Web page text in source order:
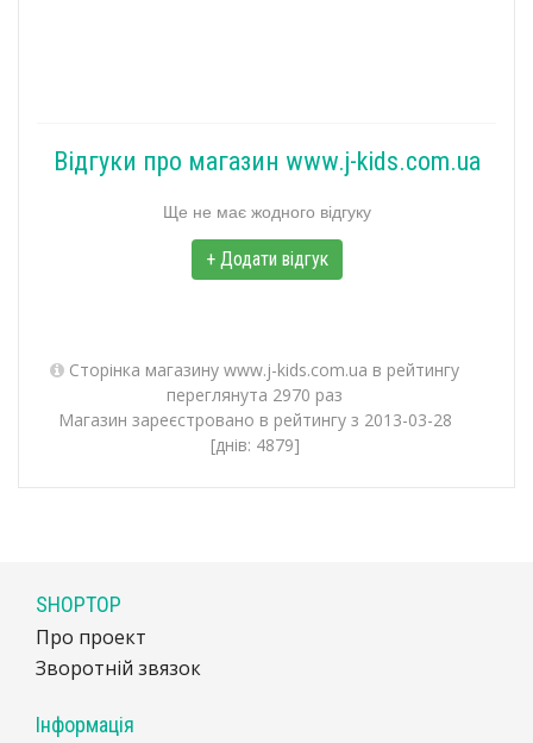
Відгуки про магазин www.j-kids.com.ua
Ще не має жодного відгуку
+ Додати відгук
Сторінка магазину www.j-kids.com.ua в рейтингу
переглянута 2970 раз
Магазин зареєстровано в рейтингу з 2013-03-28
[днів: 4879]
SHOPTOP
Про проект
Зворотній звязок
Інформація